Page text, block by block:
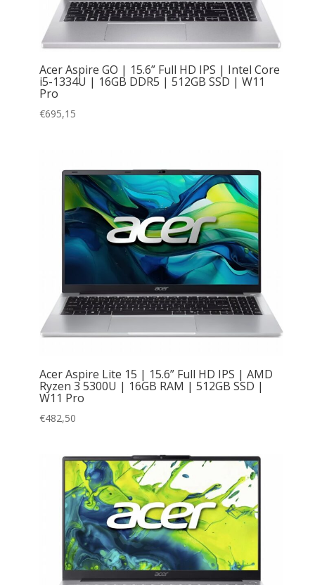
Acer Aspire GO | 15.6” Full HD IPS | Intel Core
i5-1334U | 16GB DDR5 | 512GB SSD | W11
Pro
€695,15
Acer Aspire Lite 15 | 15.6” Full HD IPS | AMD
Ryzen 3 5300U | 16GB RAM | 512GB SSD |
W11 Pro
€482,50